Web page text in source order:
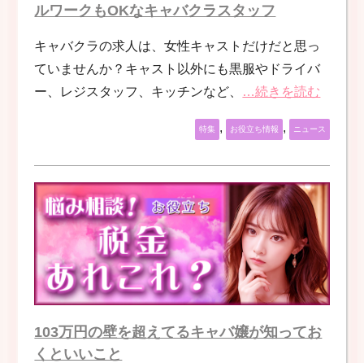
ルワークもOKなキャバクラスタッフ
キャバクラの求人は、女性キャストだけだと思っ
ていませんか？キャスト以外にも黒服やドライバ
ー、レジスタッフ、キッチンなど、 …続きを読む
特集 , お役立ち情報 , ニュース
103万円の壁を超えてるキャバ嬢が知ってお
くといいこと